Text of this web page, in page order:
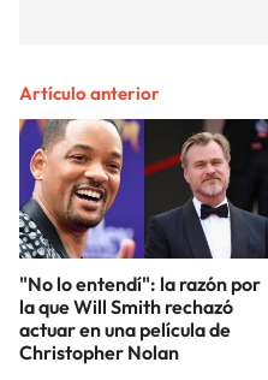
Artículo anterior
"No lo entendí": la razón por
la que Will Smith rechazó
actuar en una película de
Christopher Nolan